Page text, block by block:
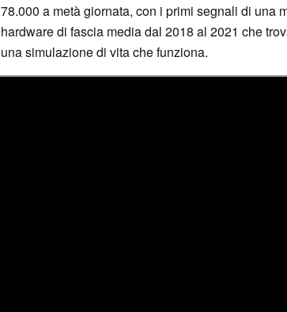
78.000 a metà giornata, con i primi segnali di una
hardware di fascia media dal 2018 al 2021 che
una simulazione di vita che funziona.